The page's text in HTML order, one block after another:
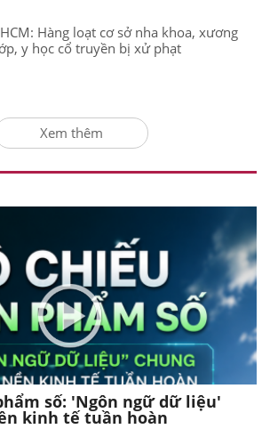
Hàng loạt cơ sở nha khoa, xương
y học cổ truyền bị xử phạt
Xem thêm
số: 'Ngôn ngữ dữ liệu'
kinh tế tuần hoàn